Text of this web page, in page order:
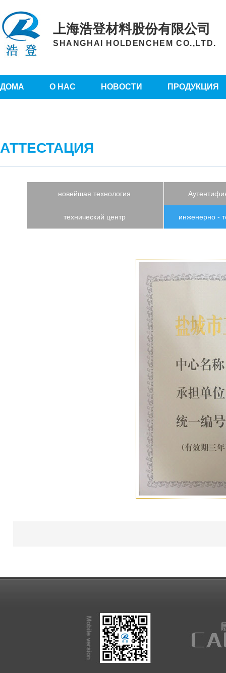
上海浩登材料股份有限公司
SHANGHAI HOLDENCHEM CO.,LTD.
ДОМА О НАС НОВОСТИ ПРОДУКЦИЯ
АТТЕСТАЦИЯ
новейшая технология
технический центр инженерно -